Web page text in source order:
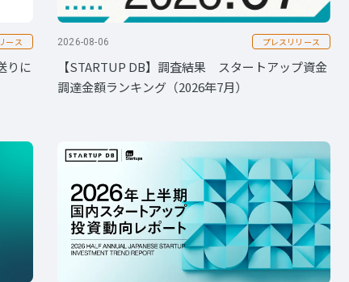
ース
りに
2026-08-06 プレスリリース
【STARTUP DB】調査結果 スタートアップ資金
調達金額ランキング（2026年7月）